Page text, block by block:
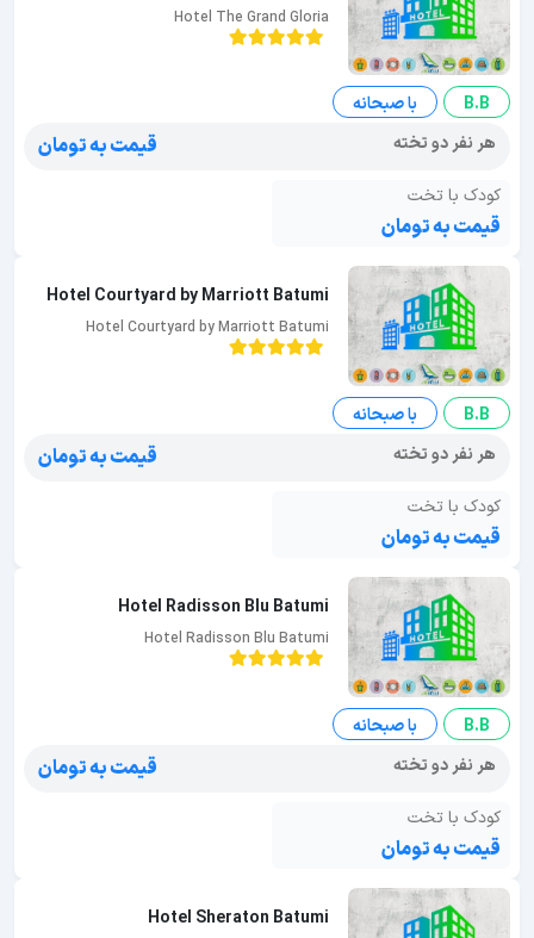
Hotel The Grand Gloria
B.B
با صبحانه
هر نفر دو تخته
قیمت به تومان
کودک با تخت
قیمت به تومان
Hotel Courtyard by Marriott Batumi
Hotel Courtyard by Marriott Batumi
B.B
با صبحانه
هر نفر دو تخته
قیمت به تومان
کودک با تخت
قیمت به تومان
Hotel Radisson Blu Batumi
Hotel Radisson Blu Batumi
B.B
با صبحانه
هر نفر دو تخته
قیمت به تومان
کودک با تخت
قیمت به تومان
Hotel Sheraton Batumi